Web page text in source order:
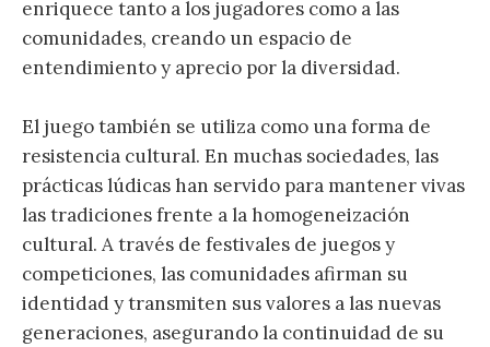
enriquece tanto a los jugadores como a las
comunidades, creando un espacio de
entendimiento y aprecio por la diversidad.
El juego también se utiliza como una forma de
resistencia cultural. En muchas sociedades, las
prácticas lúdicas han servido para mantener vivas
las tradiciones frente a la homogeneización
cultural. A través de festivales de juegos y
competiciones, las comunidades afirman su
identidad y transmiten sus valores a las nuevas
generaciones, asegurando la continuidad de su